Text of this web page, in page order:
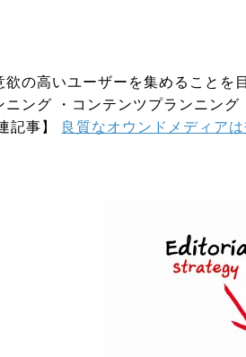
欲の高いユーザーを集めることを
ニング ・コンテンツプランニン
記事】 良質なオウンドメディア